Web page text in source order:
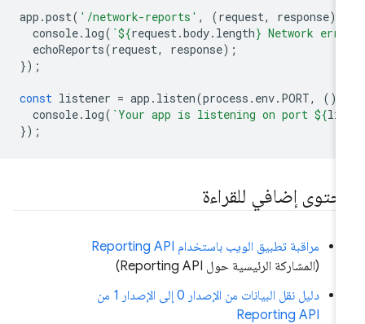
app.post('/network-reports', (request, response
console.log(`${request.body.length} Network
echoReports(request, response
const listener = app.listen(process.env.PORT ,
console.log(`Your app is listening on port ${
إضافي للقراءة
مراقبة تطبيق الويب باستخدام Reporting API
(المشاركة الرئيسية حول Reporting API)
دليل نقل البيانات من الإصدار 0 إلى الإصدار 1 من
Reporting API